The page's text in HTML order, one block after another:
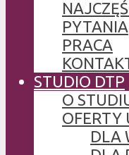
PYTANIA
PRACA
STUDIO DTP
O
OFERTY
DLA